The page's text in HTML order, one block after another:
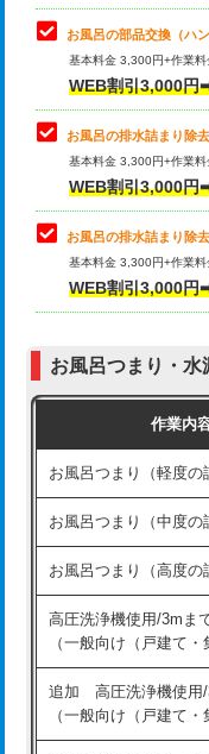
トイレタンク脱着
トイレ便器脱着
タンクレストイレ脱着
小便器トイレ脱着
その他部品の脱着
交換・取付（タンク）
交換・取付（普通便座
交換・取付（温水洗浄
交換・取付(単水栓（壁
式）)
交換・取付(混合水栓
式・ワンホール）)
交換・取付(排水栓・排
（P/S/ポップアップ）
交換・取付（その他部
持込商品取付（単水栓
お風呂の部品交換（ハ
基本料金 3,300円+作業
WEB割引3,000円
お風呂の排水詰まり除
基本料金 3,300円+作業
WEB割引3,000円
お風呂の排水詰まり除
基本料金 3,300円+作業
WEB割引3,000円
お風呂つまり・
作業内
お風呂つまり（軽度の
お風呂つまり（中度の
お風呂つまり（高度の
高圧洗浄機使用/3mま
（一般向け（戸建て・
追加 高圧洗浄機使用/
（一般向け（戸建て・